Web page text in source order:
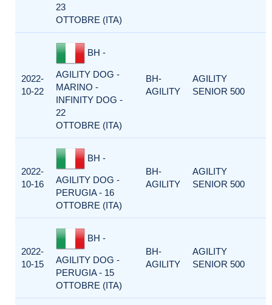
23
OTTOBRE (ITA)
2022-
10-22
BH -
AGILITY DOG -
MARINO -
INFINITY DOG -
22
OTTOBRE (ITA)
BH-
AGILITY
AGILITY
SENIOR 500
2022-
10-16
BH -
AGILITY DOG -
PERUGIA - 16
OTTOBRE (ITA)
BH-
AGILITY
AGILITY
SENIOR 500
2022-
10-15
BH -
AGILITY DOG -
PERUGIA - 15
OTTOBRE (ITA)
BH-
AGILITY
AGILITY
SENIOR 500